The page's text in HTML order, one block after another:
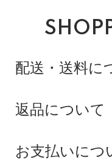
配送・送料に
佐川急便
全品送料無料にてお
※配達時間を指定で
返品について
不良品
お支払いにつ